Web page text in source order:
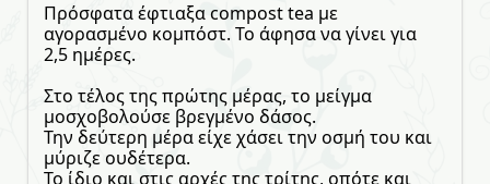
Πρόσφατα έφτιαξα compost tea με
αγορασμένο κομπόστ. Το άφησα να γίνει για
2,5 ημέρες.
Στο τέλος της πρώτης μέρας, το μείγμα
μοσχοβολούσε βρεγμένο δάσος.
Την δεύτερη μέρα είχε χάσει την οσμή του και
μύριζε ουδέτερα.
Το ίδιο και στις αρχές της τρίτης, οπότε και